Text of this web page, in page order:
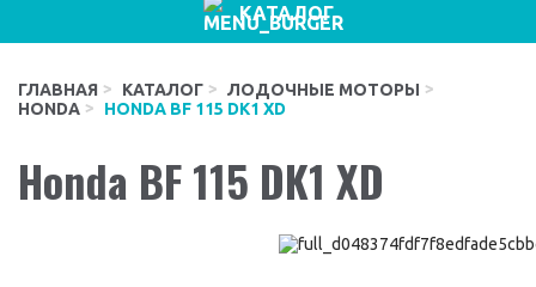
КАТАЛОГ
ГЛАВНАЯ КАТАЛОГ
ЛОДОЧНЫЕ МОТОРЫ
HONDA
HONDA BF 115 DK1 XD
Honda BF 115 DK1 XD